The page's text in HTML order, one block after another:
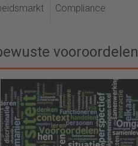
Compliance
vooroordelen